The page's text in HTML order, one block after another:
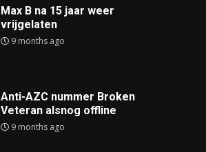
Max B na 15 jaar weer
vrijgelaten
9 months ago
Anti-AZC nummer Broken
Veteran alsnog offline
9 months ago